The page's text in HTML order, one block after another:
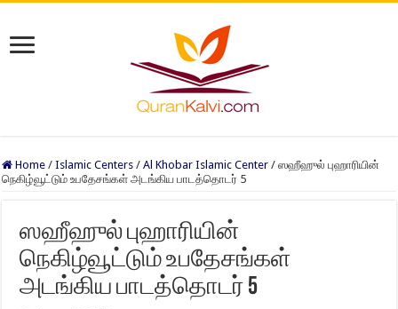
Home / Islamic Centers / Al Khobar Islamic Center / ஸஹீஹுல் புஹாரியின்
நெகிழ்வூட்டும் உபதேசங்கள் அடங்கிய பாடத்தொடர் 5
ஸஹீஹுல் புஹாரியின்
நெகிழ்வூட்டும் உபதேசங்கள்
அடங்கிய பாடத்தொடர் 5